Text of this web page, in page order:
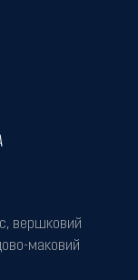
вершковий
маковий